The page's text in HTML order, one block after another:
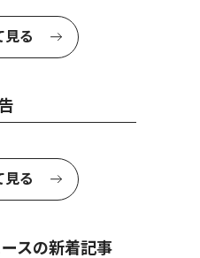
見る
見る
スの新着記事